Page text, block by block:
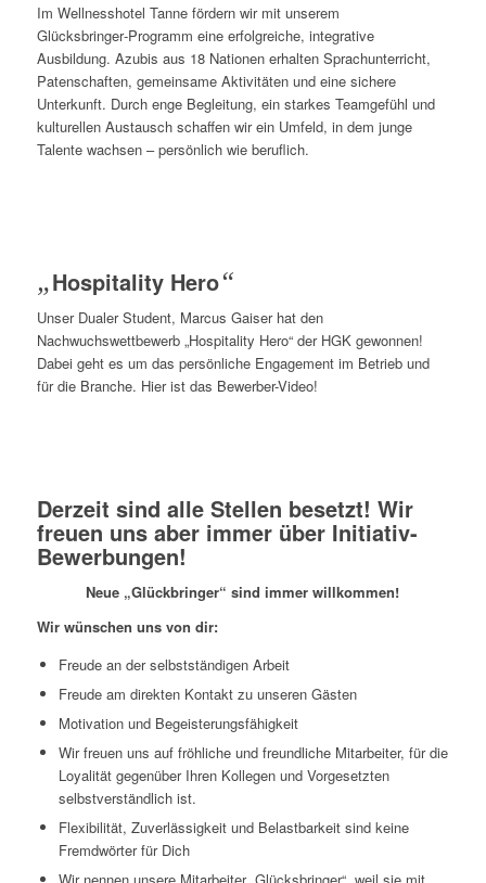
Im Wellnesshotel Tanne fördern wir mit unserem
Glücksbringer‑Programm eine erfolgreiche, integrative
Ausbildung. Azubis aus 18 Nationen erhalten Sprachunterricht,
Patenschaften, gemeinsame Aktivitäten und eine sichere
Unterkunft. Durch enge Begleitung, ein starkes Teamgefühl und
kulturellen Austausch schaffen wir ein Umfeld, in dem junge
Talente wachsen – persönlich wie beruflich.
„Hospitality Hero“
Unser Dualer Student, Marcus Gaiser hat den
Nachwuchswettbewerb „Hospitality Hero“ der HGK gewonnen!
Dabei geht es um das persönliche Engagement im Betrieb und
für die Branche. Hier ist das Bewerber-Video!
Derzeit sind alle Stellen besetzt! Wir
freuen uns aber immer über Initiativ-
Bewerbungen!
Neue „Glückbringer“ sind immer willkommen!
Wir wünschen uns von dir:
Freude an der selbstständigen Arbeit
Freude am direkten Kontakt zu unseren Gästen
Motivation und Begeisterungsfähigkeit
Wir freuen uns auf fröhliche und freundliche Mitarbeiter, für die
Loyalität gegenüber Ihren Kollegen und Vorgesetzten
selbstverständlich ist.
Flexibilität, Zuverlässigkeit und Belastbarkeit sind keine
Fremdwörter für Dich